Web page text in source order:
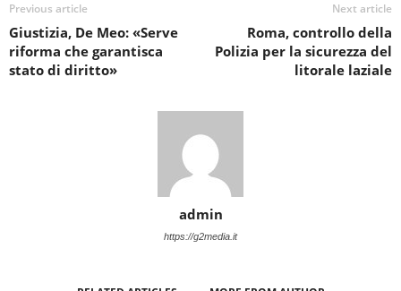
Previous article
Giustizia, De Meo: «Serve
riforma che garantisca
stato di diritto»
Next article
Roma, controllo della
Polizia per la sicurezza del
litorale laziale
admin
https://g2media.it